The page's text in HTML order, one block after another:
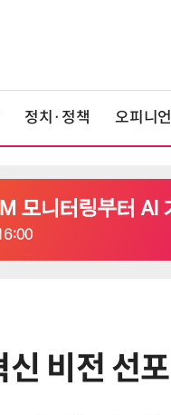
정치·정책 오피니언
비전 선포
뒤 더 뜨거워진다…'재난